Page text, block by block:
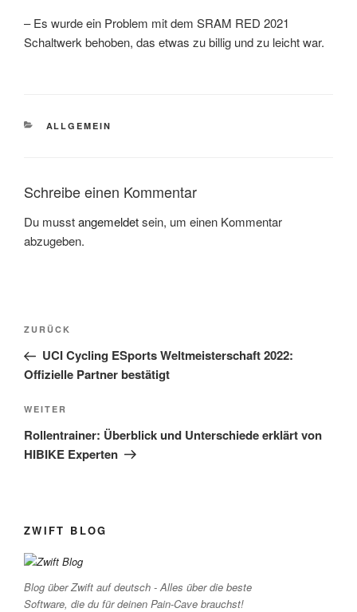
– Es wurde ein Problem mit dem SRAM RED 2021
Schaltwerk behoben, das etwas zu billig und zu leicht war.
KATEGORIEN
ALLGEMEIN
Schreibe einen Kommentar
Du musstangemeldetsein, um einen Kommentar
abzugeben.
Beitragsnavigation
Vorheriger
Beitrag
ZURÜCK
UCI Cycling ESports Weltmeisterschaft 2022:
Offizielle Partner bestätigt
Nächster
Beitrag
WEITER
Rollentrainer: Überblick und Unterschiede erklärt von
HIBIKE Experten
ZWIFT BLOG
Blog über Zwift auf deutsch - Alles über die beste
Software, die du für deinen Pain-Cave brauchst!